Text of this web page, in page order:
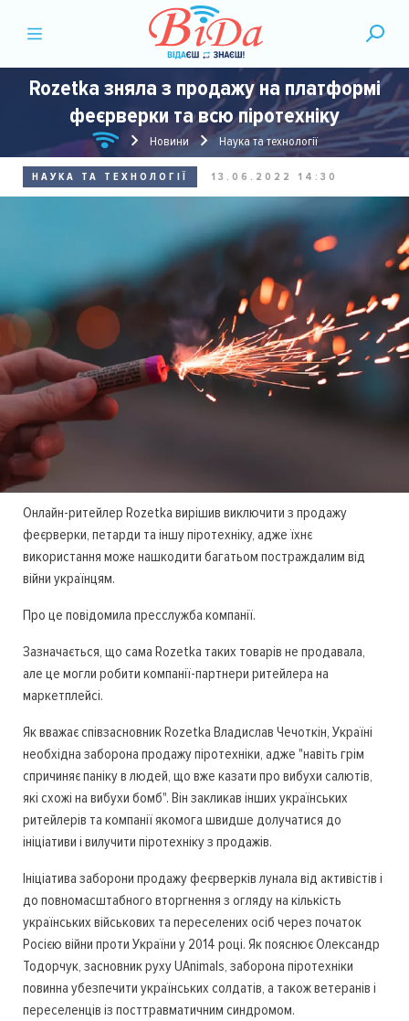
Rozetka зняла з продажу на платформі
феєрверки та всю піротехніку
Новини Наука та технології
НАУКА ТА ТЕХНОЛОГІЇ 13.06.2022 14:30
Онлайн-ритейлер Rozetka вирішив виключити з продажу
феєрверки, петарди та іншу піротехніку, адже їхнє
використання може нашкодити багатьом постраждалим від
війни українцям.
Про це повідомила пресслужба компанії.
Зазначається, що сама Rozetka таких товарів не продавала,
але це могли робити компанії-партнери ритейлера на
маркетплейсі.
Як вважає співзасновник Rozetka Владислав Чечоткін, Україні
необхідна заборона продажу піротехніки, адже "навіть грім
спричиняє паніку в людей, що вже казати про вибухи салютів,
які схожі на вибухи бомб". Він закликав інших українських
ритейлерів та компанії якомога швидше долучатися до
ініціативи і вилучити піротехніку з продажів.
Ініціатива заборони продажу феєрверків лунала від активістів і
до повномасштабного вторгнення з огляду на кількість
українських військових та переселених осіб через початок
Росією війни проти України у 2014 році. Як пояснює Олександр
Тодорчук, засновник руху UAnimals, заборона піротехніки
повинна убезпечити українських солдатів, а також ветеранів і
переселенців із посттравматичним синдромом.